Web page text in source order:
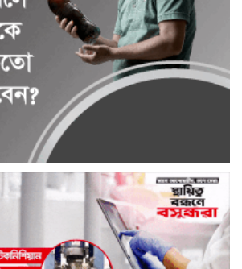
আশুলিয়ার কাঠগড়া নয়াপাড়ায় কথিত মাদক
ব্যবসার অভিযোগ, পুলিশের হস্তক্ষেপ কামনা
এলাকাবাসীর